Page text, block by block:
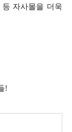
자사몰을 더욱
!